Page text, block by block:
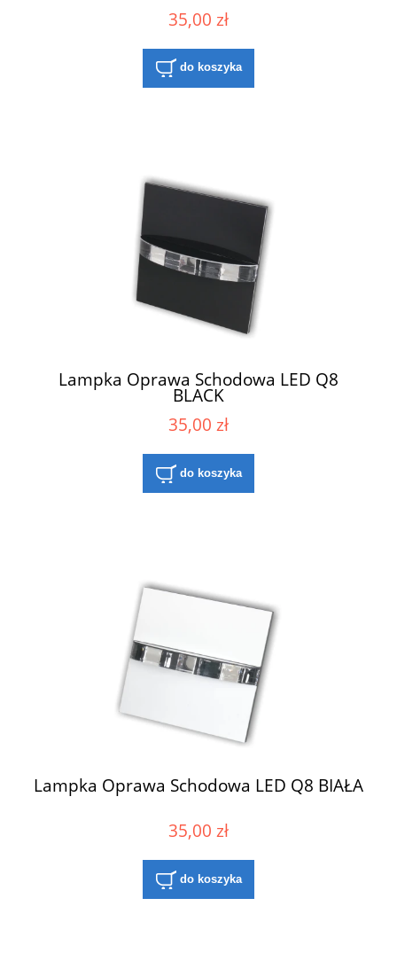
35,00 zł
do koszyka
Lampka Oprawa Schodowa LED Q8
BLACK
35,00 zł
do koszyka
Lampka Oprawa Schodowa LED Q8 BIAŁA
35,00 zł
do koszyka